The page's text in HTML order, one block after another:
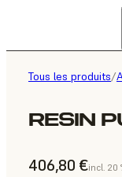
Tous les produits/
RESIN
406,80 €incl. 20